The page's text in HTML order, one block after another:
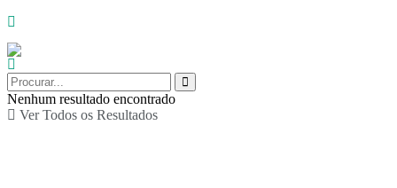
Nenhum resultado encontrado
Ver Todos os Resultados